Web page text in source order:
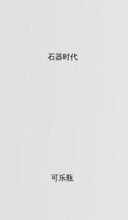
石器时代
可乐瓶